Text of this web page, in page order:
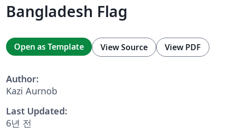
Bangladesh Flag
Open as Template View Source View PDF
Author:
Kazi Aurnob
Last Updated:
6년 전